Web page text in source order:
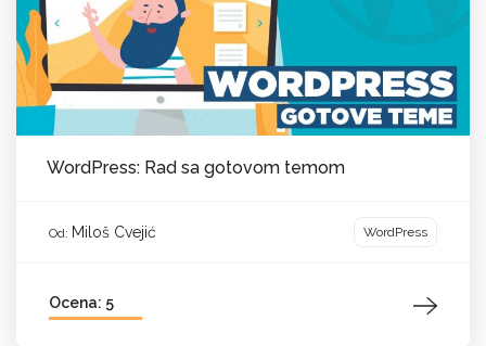
WordPress: Rad sa gotovom temom
Od: Miloš Cvejić WordPress
Ocena: 5